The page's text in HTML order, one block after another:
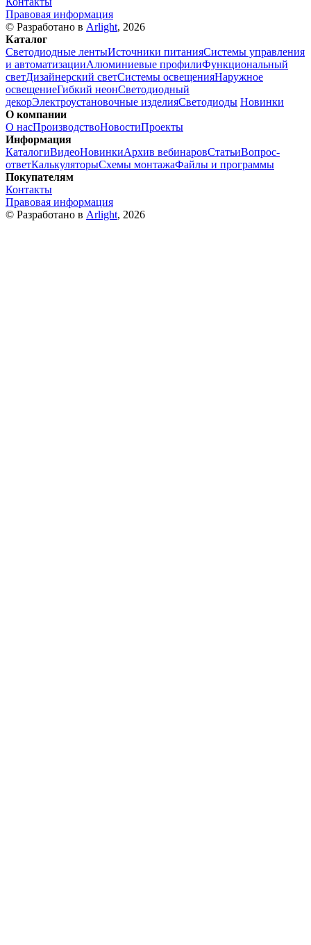
Правовая информация
© Разработано в Arlight, 2026
Каталог
Светодиодные лентыИсточники питанияСистемы управления
и автоматизацииАлюминиевые профилиФункциональный
светДизайнерский светСистемы освещенияНаружное
освещениеГибкий неонСветодиодный
декорЭлектроустановочные изделияСветодиоды Новинки
О компании
О насПроизводствоНовостиПроекты
Информация
КаталогиВидеоНовинкиАрхив вебинаровСтатьиВопрос-
ответКалькуляторыСхемы монтажаФайлы и программы
Покупателям
Контакты
Правовая информация
© Разработано в Arlight, 2026